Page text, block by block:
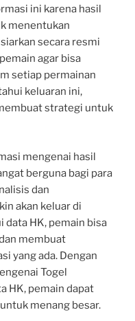
ini karena hasil
menentukan
secara resmi
agar bisa
setiap permainan
keluaran ini,
strategi untuk
mengenai hasil
berguna bagi para
dan
akan keluar di
data HK, pemain bisa
membuat
yang ada. Dengan
Togel
HK, pemain dapat
menang besar.